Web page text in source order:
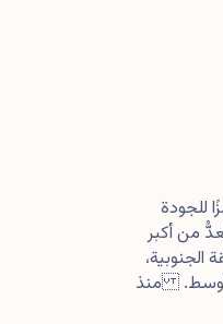
رمزًا للجودة
من أكبر
الجنوبية،
منذ